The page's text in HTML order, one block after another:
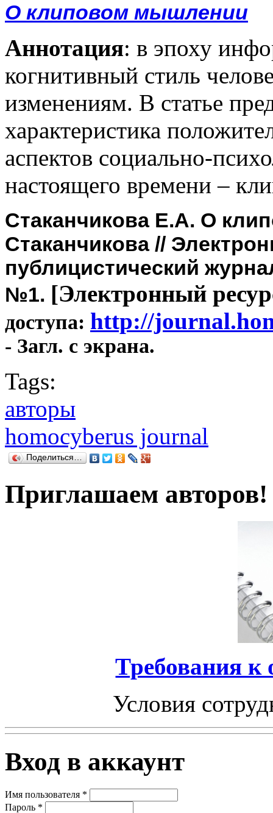
О клиповом мышлении
Аннотация: в эпоху
когнитивный стиль
изменениям. В статье
характеристика
аспектов социально-
настоящего времени –
Стаканчикова Е.А. О
Стаканчикова //
публицистический
№1. [Электронный
доступа: http://
- Загл. с экрана.
Tags:
авторы
homocyberus journal
Поделиться…
Приглашаем авторов!
Требования к
Условия
Вход в аккаунт
Имя пользователя *
Пароль *